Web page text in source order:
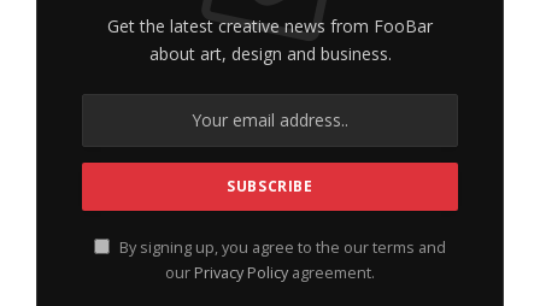
Get the latest creative news from FooBar
about art, design and business.
By signing up, you agree to the our terms and
our Privacy Policy agreement.